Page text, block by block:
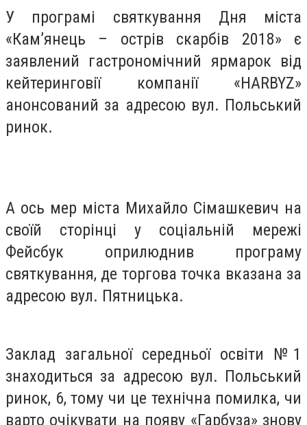
У програмі святкування Дня міста
«Кам’янець – острів скарбів 2018» є
заявлений гастрономічний ярмарок від
кейтеринговії компанії «HARBYZ»
анонсований за адресою вул. Польський
ринок.
А ось мер міста Михайло Сімашкевич на
своїй сторінці у соціальній мережі
Фейсбук оприлюднив програму
святкування, де торгова точка вказана за
адресою вул. Пятницька.
Заклад загальної середньої освіти №1
знаходиться за адресою вул. Польський
ринок, 6, тому чи це технічна помилка, чи
варто очікувати на появу «Гарбуза» знову